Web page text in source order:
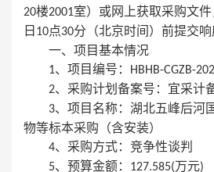
20楼2001室）或网上获取采购文
日 10点30分（北京时间）前提交响
一、项目基本情况
1、项目编号：
HBHB-CGZB-
2、采购计划备案号：宜采计
3、项目名称：湖北五峰后河
物等标本采购（含安装）
4、采购方式：竞争性谈判
5、预算金额： 127.585(万元)